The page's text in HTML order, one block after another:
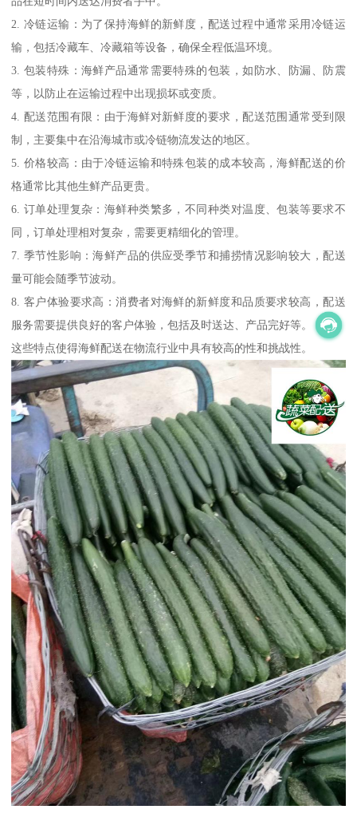
2. 冷链运输：为了保持海鲜的新鲜度，配送过程中通常采用冷链运
输，包括冷藏车、冷藏箱等设备，确保全程低温环境。
3. 包装特殊：海鲜产品通常需要特殊的包装，如防水、防漏、防震
等，以防止在运输过程中出现损坏或变质。
4. 配送范围有限：由于海鲜对新鲜度的要求，配送范围通常受到限
制，主要集中在沿海城市或冷链物流发达的地区。
5. 价格较高：由于冷链运输和特殊包装的成本较高，海鲜配送的价
格通常比其他生鲜产品更贵。
6. 订单处理复杂：海鲜种类繁多，不同种类对温度、包装等要求不
同，订单处理相对复杂，需要更精细化的管理。
7. 季节性影响：海鲜产品的供应受季节和捕捞情况影响较大，配送
量可能会随季节波动。
8. 客户体验要求高：消费者对海鲜的新鲜度和品质要求较高，配送
服务需要提供良好的客户体验，包括及时送达、产品完好等。
这些特点使得海鲜配送在物流行业中具有较高的性和挑战性。